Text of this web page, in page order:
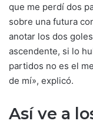
que me perdí dos
sobre una futura
anotar los dos
ascendente, si lo
partidos no es el
de mí», explicó.
Así ve a